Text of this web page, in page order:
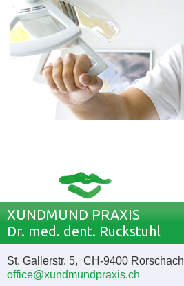
XUNDMUND PRAXIS
Dr. med. dent. Ruckstuhl
St. Gallerstr. 5, CH-9400 Rorschach
office@xundmundpraxis.ch